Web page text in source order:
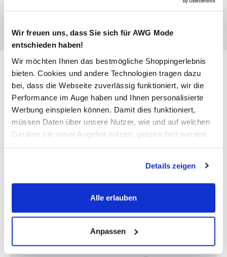
Wir freuen uns, dass Sie sich für AWG Mode
entschieden haben!
Wir möchten Ihnen das bestmögliche Shoppingerlebnis
bieten. Cookies und andere Technologien tragen dazu
bei, dass die Webseite zuverlässig funktioniert, wir die
Performance im Auge haben und Ihnen personalisierte
Werbung einspielen können. Damit dies funktioniert,
müssen Daten über unsere Nutzer, wie und auf welchen
Geräten sie unser Angebot nutzen, gespeichert werden.
werden, werden bei der Nutzung der Webseite auf jeden
Fall gesetzt. Cookies von Drittanbietern für Analyse- oder
Trackingzwecke werden nur dann aktiviert, wenn Sie das
erlauben" bzw. "Alle erlauben" klicken. Mehr dazu
(einschließlich der Möglichkeit, die Einwilligungserklärung
zu ändern oder zu widerrufen) erfahren Sie in unserem
Cookie-Hinweisbzw. derDatenschutzerklärung.
Details zeigen
Alle erlauben
Anpassen
Herren Joggershorts
JPSTGORDON BEAU SWEAT
12,99 €
Ursprünglicher Preis:21,99 €
Bitte wählen Sie eine Größe aus
Nicht mehr für den Versand verfügbar